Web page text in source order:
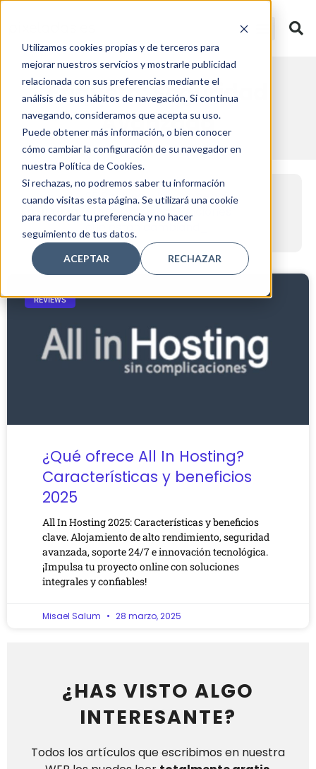
Utilizamos cookies propias y de terceros para
mejorar nuestros servicios y mostrarle publicidad
relacionada con sus preferencias mediante el
análisis de sus hábitos de navegación. Si continua
navegando, consideramos que acepta su uso.
Puede obtener más información, o bien conocer
cómo cambiar la configuración de su navegador en
nuestra Política de Cookies.
Si rechazas, no podremos saber tu información
cuando visitas esta página. Se utilizará una cookie
para recordar tu preferencia y no hacer
seguimiento de tus datos.
ACEPTAR RECHAZAR
Etiqueta: Seguridad
Avanzada
LO ÚLTIMO
SE Ranking y la Inteligencia
Artificial: nuevas funciones
que están cambiando el
Automatización inteligente
de email marketing en
2026: cómo usar MailerLite
para escalar tu negocio
REVIEWS
¿Qué ofrece All In Hosting?
Características y beneficios
2025
All In Hosting 2025: Características y beneficios
clave. Alojamiento de alto rendimiento, seguridad
avanzada, soporte 24/7 e innovación tecnológica.
¡Impulsa tu proyecto online con soluciones
integrales y confiables!
Misael Salum 28 marzo, 2025
¿HAS VISTO ALGO
INTERESANTE?
Todos los artículos que escribimos en nuestra